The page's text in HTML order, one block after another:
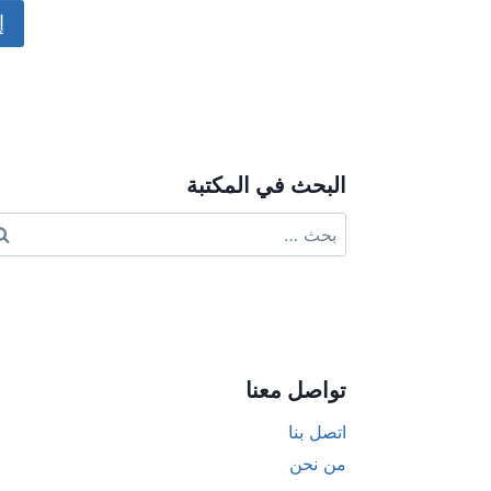
البحث في المكتبة
عن:
تواصل معنا
اتصل بنا
من نحن